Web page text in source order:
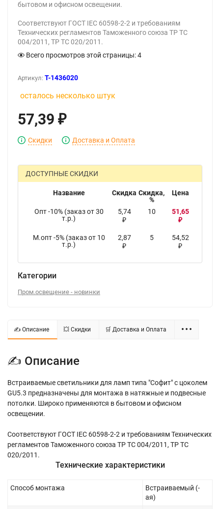
бытовом и офисном освещении.
Соответствуют ГОСТ IEC 60598-2-2 и требованиям
Технических регламентов Таможенного союза ТР ТС
004/2011, ТР ТС 020/2011.
Всего просмотров этой страницы:4
Артикул: T-1436020
осталось несколько штук
57,39 ₽
Скидки Доставка и Оплата
ДОСТУПНЫЕ СКИДКИ
Название Скидка Скидка,
%
Цена
Опт -10% (заказ от 30
т.р.)
5,74
₽
10 51,65
₽
М.опт -5% (заказ от 10
т.р.)
2,87
₽
5 54,52
₽
Категории
Пром.освещение - новинки
✍ Описание 💥 Скидки 🛒 Доставка и Оплата
✍ Описание
Встраиваемые светильники для ламп типа "Софит" с цоколем
GU5.3 предназначены для монтажа в натяжные и подвесные
потолки. Широко применяются в бытовом и офисном
освещении.
Соответствуют ГОСТ IEC 60598-2-2 и требованиям Технических
регламентов Таможенного союза ТР ТС 004/2011, ТР ТС
020/2011.
Технические характеристики
Способ монтажа
Встраиваемый (-
ая)